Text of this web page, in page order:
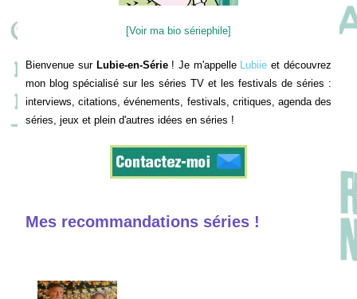
[Voir ma bio sériephile]
Bienvenue sur Lubie-en-Série! Je m'appelle Lubiie et découvrez
mon blog spécialisé sur les séries TV et les festivals de séries :
interviews, citations, événements, festivals, critiques, agenda des
séries, jeux et plein d'autres idées en séries !
Mes recommandations séries !